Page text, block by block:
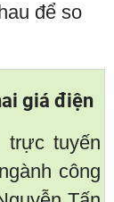
để so
giá điện
trực tuyến
công